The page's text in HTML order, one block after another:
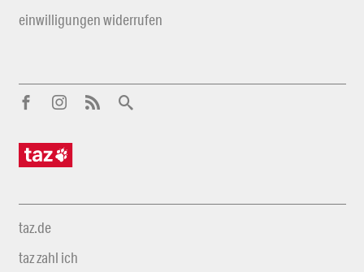
einwilligungen widerrufen
taz.de
taz zahl ich